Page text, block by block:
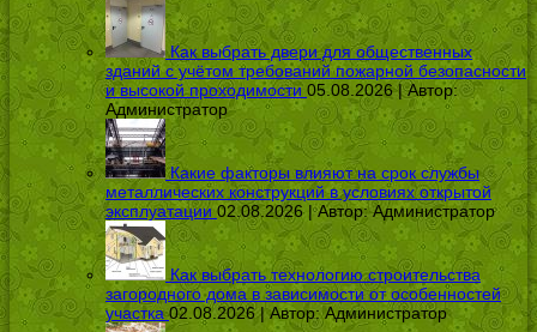
Как выбрать двери для общественных
зданий с учётом требований пожарной безопасности
и высокой проходимости 05.08.2026 | Автор:
Администратор
Какие факторы влияют на срок службы
металлических конструкций в условиях открытой
эксплуатации 02.08.2026 | Автор:Администратор
Как выбрать технологию строительства
загородного дома в зависимости от особенностей
участка 02.08.2026 | Автор:Администратор